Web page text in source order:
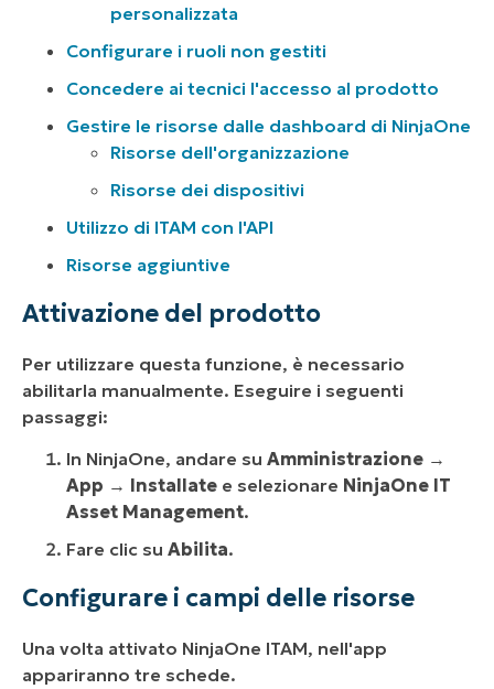
personalizzata
Configurare i ruoli non gestiti
Concedere ai tecnici l'accesso al prodotto
Gestire le risorse dalle dashboard di NinjaOne
Risorse dell'organizzazione
Risorse dei dispositivi
Utilizzo di ITAM con l'API
Risorse aggiuntive
Attivazione del prodotto
Per utilizzare questa funzione, è necessario
abilitarla manualmente. Eseguire i seguenti
passaggi:
In NinjaOne, andare su Amministrazione →
App → Installate e selezionare NinjaOne IT
Asset Management.
Fare clic su Abilita.
Configurare i campi delle risorse
Una volta attivato NinjaOne ITAM, nell'app
appariranno tre schede.